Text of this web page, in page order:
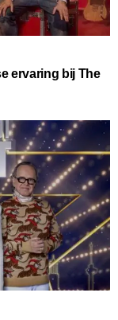
ervaring bij The